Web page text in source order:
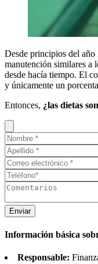
Desde principios del
manutención similares a
desde hacía tiempo. El
y únicamente un
Entonces, ¿las dietas
Enviar
Información básica
Responsable: